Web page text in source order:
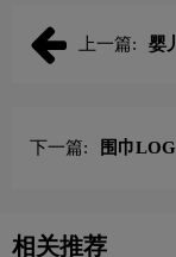
上一篇:
婴
下一篇: 围巾
相关推荐